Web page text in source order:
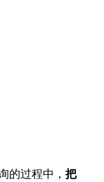
的过程中， 把